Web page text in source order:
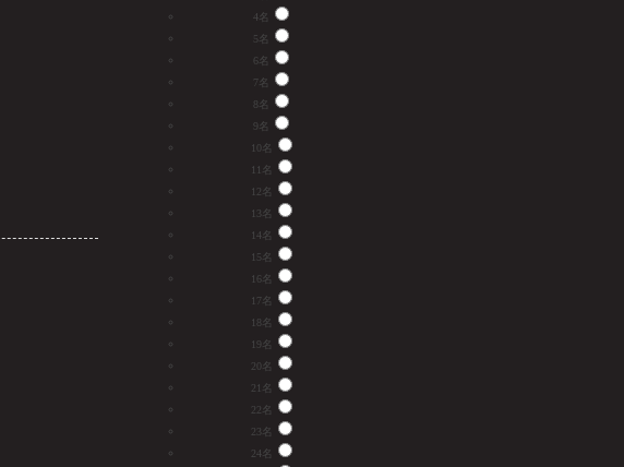
4名
5名
6名
7名
8名
9名
10名
11名
12名
13名
14名
15名
16名
17名
18名
19名
20名
21名
22名
23名
24名